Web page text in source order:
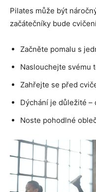
Pilates může být
začátečníky bude
Začněte pomalu s
Naslouchejte svému
Zahřejte se před
Dýchání je důležité –
Noste pohodlné